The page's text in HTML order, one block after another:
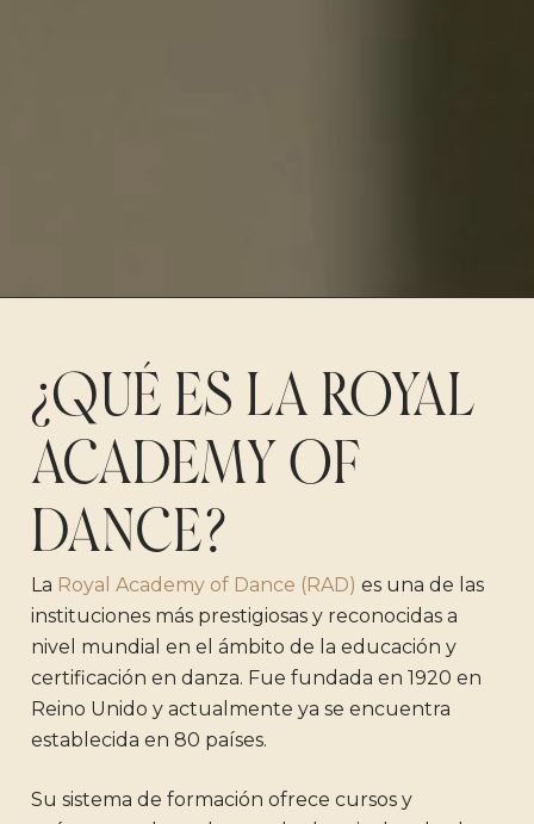
¿QUÉ ES LA ROYAL
ACADEMY OF
DANCE?
La Royal Academy of Dance (RAD) es una de las
instituciones más prestigiosas y reconocidas a
nivel mundial en el ámbito de la educación y
certificación en danza. Fue fundada en 1920 en
Reino Unido y actualmente ya se encuentra
establecida en 80 países.
Su sistema de formación ofrece cursos y